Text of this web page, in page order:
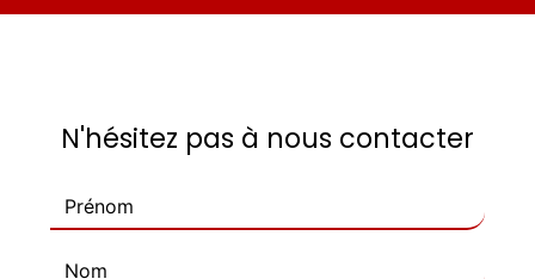
N'hésitez pas à nous contacter